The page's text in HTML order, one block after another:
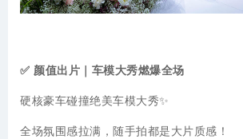
✅ 颜值出片｜车模大秀燃爆全场
硬核豪车碰撞绝美车模大秀✨
全场氛围感拉满，随手拍都是大片质感！